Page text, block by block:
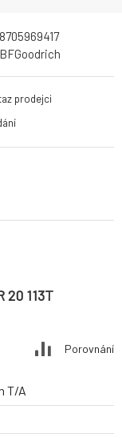
BFGoodrich
prodejci
20 113T
Porovnání
T/A